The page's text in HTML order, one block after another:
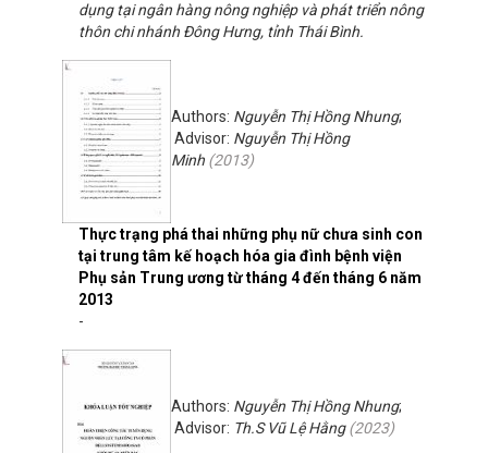
dụng tại ngân hàng nông nghiệp và phát triển nông
thôn chi nhánh Đông Hưng, tỉnh Thái Bình.
Thực trạng phá thai những phụ nữ chưa sinh con
tại trung tâm kế hoạch hóa gia đình bệnh viện
Phụ sản Trung ương từ tháng 4 đến tháng 6 năm
2013
Authors: Nguyễn Thị Hồng Nhung;
Advisor: Nguyễn Thị Hồng
Minh (2013)
-
Authors: Nguyễn Thị Hồng Nhung;
Advisor: Th.S Vũ Lệ Hằng(2023)